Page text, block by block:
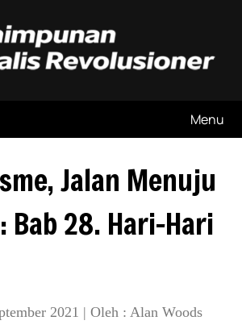
Menu
Jalan Menuju
Bab 28. Hari-Hari
2021 | Oleh : Alan Woods